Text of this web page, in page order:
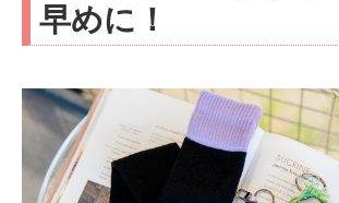
早めに！